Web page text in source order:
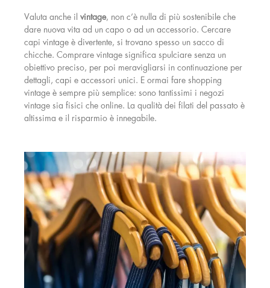
Valuta anche il vintage, non c’è nulla di più sostenibile che
dare nuova vita ad un capo o ad un accessorio. Cercare
capi vintage è divertente, si trovano spesso un sacco di
chicche. Comprare vintage significa spulciare senza un
obiettivo preciso, per poi meravigliarsi in continuazione per
dettagli, capi e accessori unici. E ormai fare shopping
vintage è sempre più semplice: sono tantissimi i negozi
vintage sia fisici che online. La qualità dei filati del passato è
altissima e il risparmio è innegabile.